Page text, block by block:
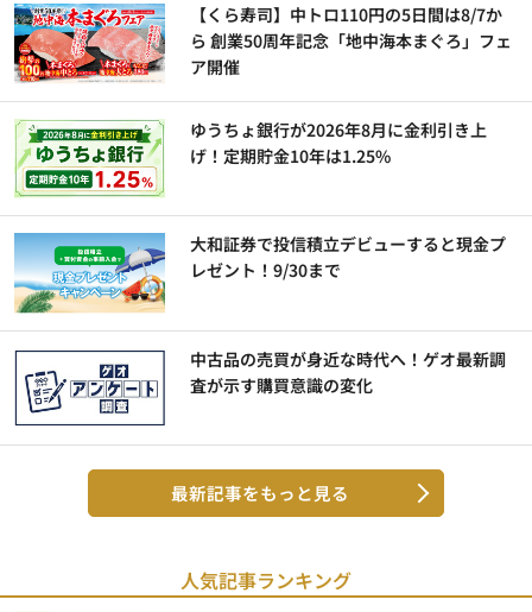
【くら寿司】中トロ110円の5日間は8/7か
ら 創業50周年記念「地中海本まぐろ」フェ
ア開催
ゆうちょ銀行が2026年8月に金利引き上
げ！定期貯金10年は1.25%
大和証券で投信積立デビューすると現金プ
レゼント！9/30まで
中古品の売買が身近な時代へ！ゲオ最新調
査が示す購買意識の変化
最新記事をもっと見る
人気記事ランキング